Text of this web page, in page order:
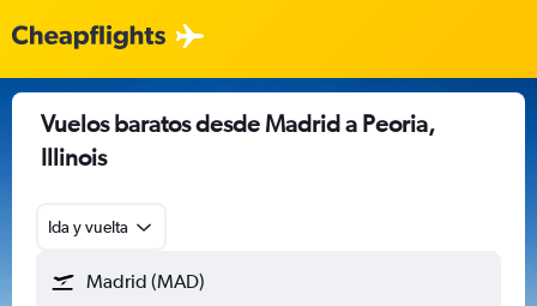
Vuelos baratos desde Madrid a Peoria,
Illinois
Ida y vuelta
Madrid (MAD)